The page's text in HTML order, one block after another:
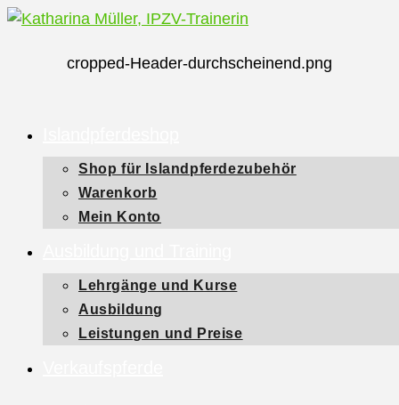
Zum
springencropped-Header-durchscheinend.png
Shop für Islandpferdezubehör
Warenkorb
Mein Konto
Lehrgänge und Kurse
Ausbildung
Leistungen und Preise